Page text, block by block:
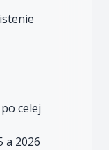
celej
a 2026